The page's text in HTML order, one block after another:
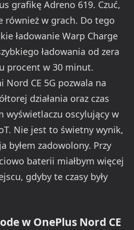
grafikę Adreno 619. Czuć,
również w grach. Do tego
ładowanie Warp Charge
ładowania od zera
procent w 30 minut.
Nord CE 5G pozwala na
działania oraz czas
wyświetlaczu oscylujący w
Nie jest to świetny wynik,
byłem zadowolony. Przy
baterii miałbym więcej
gdyby te czasy były
w OnePlus Nord CE